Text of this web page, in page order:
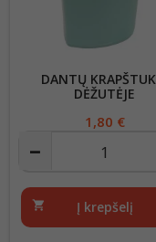
DANTŲ
DĖŽUTĖJE
Kaina
1,80 €
shopping_cart Į krepšelį